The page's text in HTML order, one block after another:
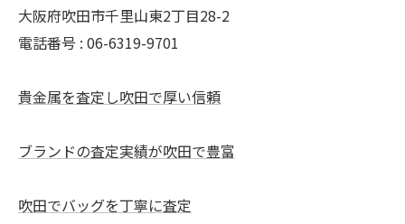
大阪府吹田市千里山東2丁目28-2
電話番号 : 06-6319-9701
貴金属を査定し吹田で厚い信頼
ブランドの査定実績が吹田で豊富
吹田でバッグを丁寧に査定